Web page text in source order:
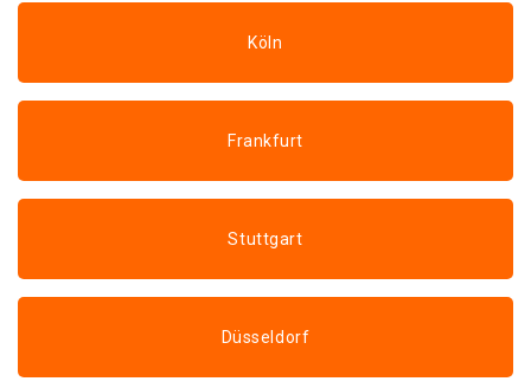
Köln
Frankfurt
Stuttgart
Düsseldorf